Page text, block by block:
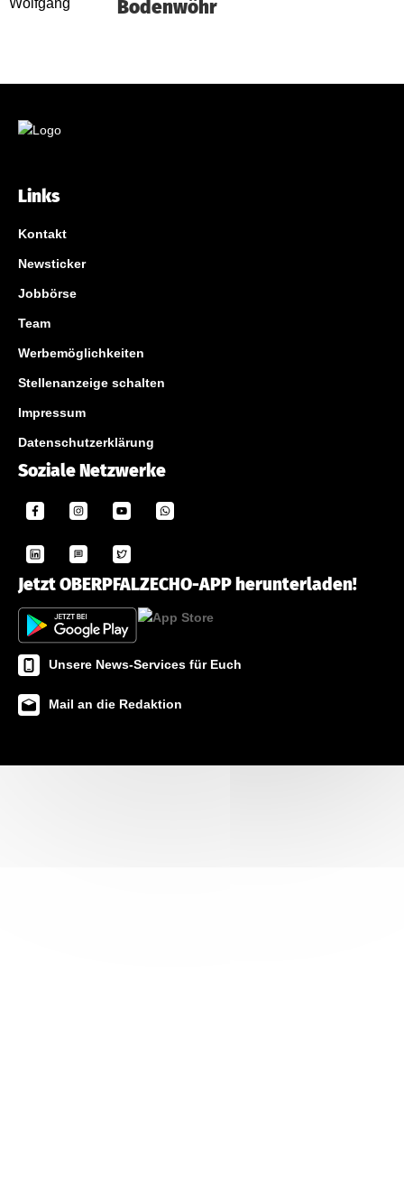
Bodenwöhr
Links
Kontakt
Newsticker
Jobbörse
Team
Werbemöglichkeiten
Stellenanzeige schalten
Impressum
Datenschutzerklärung
Soziale Netzwerke
Jetzt OBERPFALZECHO-APP herunterladen!
Unsere News-Services für Euch
Mail an die Redaktion